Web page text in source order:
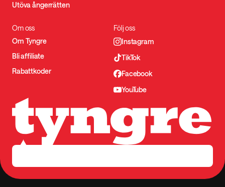
Utöva ångerrätten
Om oss
Om Tyngre
Bli affiliate
Rabattkoder
Följ oss
Instagram
TikTok
Facebook
YouTube